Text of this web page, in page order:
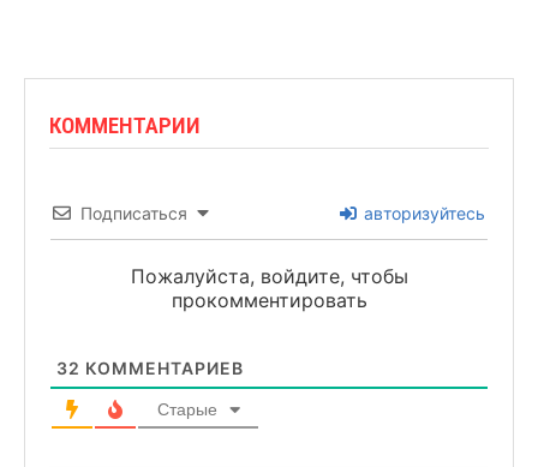
КОММЕНТАРИИ
Подписаться авторизуйтесь
Пожалуйста, войдите, чтобы
прокомментировать
32 КОММЕНТАРИЕВ
Старые